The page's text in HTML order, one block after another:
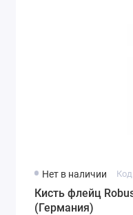
Нет в наличии
Кисть флейц
(Германия)